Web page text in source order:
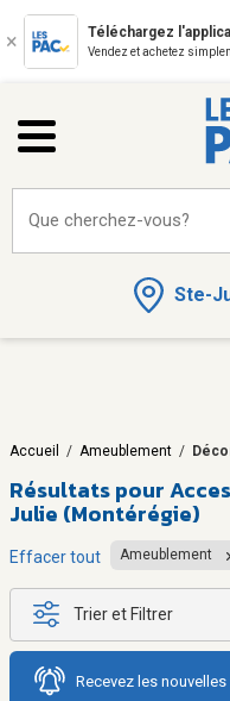
Téléchargez
Vendez et achetez
Ste-
Que cherchez-vous?
Accueil / Ameublement /
Résultats pour
Julie (Montérégie)
Effacer tout Ameublement
Trier et Filtrer
Recevez les